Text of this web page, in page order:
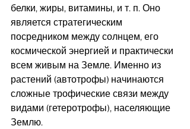
белки, жиры, витамины, и т. п. Оно
является стратегическим
посредником между солнцем, его
космической энергией и практически
всем живым на Земле. Именно из
растений (автотрофы) начинаются
сложные трофические связи между
видами (гетеротрофы), населяющие
Землю.